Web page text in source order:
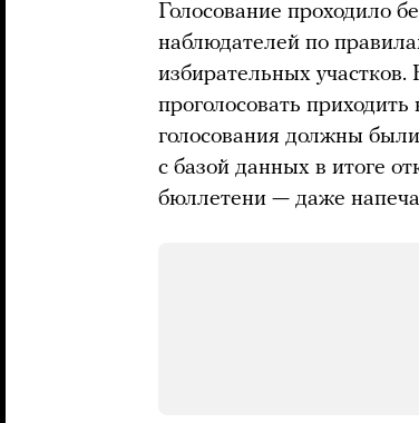
Голосование проходило
наблюдателей по
избирательных
проголосовать
голосования должны
с базой данных в итоге
бюллетени — даже